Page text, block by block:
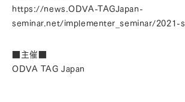
https://news.ODVA-TAGJapan-
seminar.net/implementer_seminar/2021-
■主催■
ODVA TAG Japan